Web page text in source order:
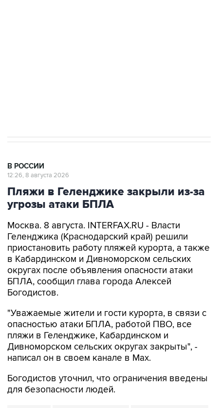
В РОССИИ
12:26, 8 августа 2026
Пляжи в Геленджике закрыли из-за
угрозы атаки БПЛА
Москва. 8 августа. INTERFAX.RU - Власти
Геленджика (Краснодарский край) решили
приостановить работу пляжей курорта, а также
в Кабардинском и Дивноморском сельских
округах после объявления опасности атаки
БПЛА, сообщил глава города Алексей
Богодистов.
"Уважаемые жители и гости курорта, в связи с
опасностью атаки БПЛА, работой ПВО, все
пляжи в Геленджике, Кабардинском и
Дивноморском сельских округах закрыты", -
написал он в своем канале в Max.
Богодистов уточнил, что ограничения введены
для безопасности людей.